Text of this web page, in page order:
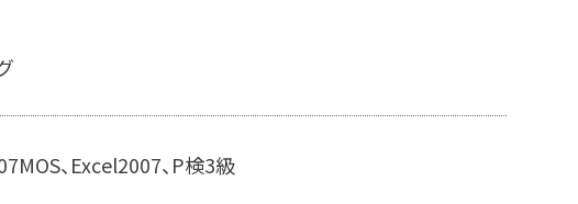
、Excel2007、P検3級